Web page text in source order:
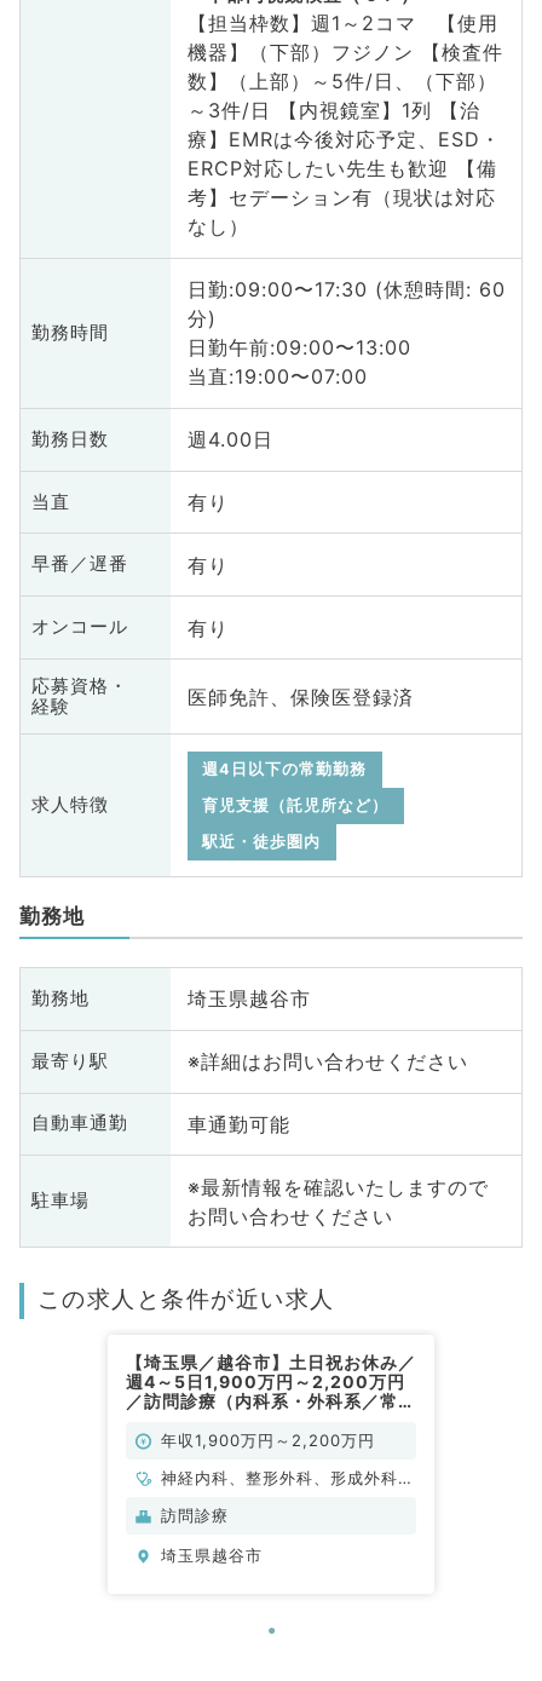
【担当枠数】週1～2コマ 【使用
機器】（下部）フジノン 【検査件
数】（上部）～5件/日、（下部）
～3件/日 【内視鏡室】1列 【治
療】EMRは今後対応予定、ESD・
ERCP対応したい先生も歓迎 【備
考】セデーション有（現状は対応
なし）
勤務時間
日勤:09:00〜17:30 (休憩時間: 60
分)
日勤午前:09:00〜13:00
当直:19:00〜07:00
勤務日数 週4.00日
当直 有り
早番／遅番 有り
オンコール 有り
応募資格・
経験
医師免許、保険医登録済
求人特徴
週4日以下の常勤勤務
育児支援（託児所など）
駅近・徒歩圏内
勤務地
勤務地 埼玉県越谷市
最寄り駅 ※詳細はお問い合わせください
自動車通勤 車通勤可能
駐車場
※最新情報を確認いたしますので
お問い合わせください
この求人と条件が近い求人
【埼玉県／越谷市】土日祝お休み／
週4～5日1,900万円～2,200万円
／訪問診療（内科系・外科系／常
年収1,900万円～2,200万円
神経内科、整形外科、形成外科、
脳神経外科、呼吸器外科、心臓血
環器内科、呼吸器内科、消化器内
訪問診療
埼玉県越谷市